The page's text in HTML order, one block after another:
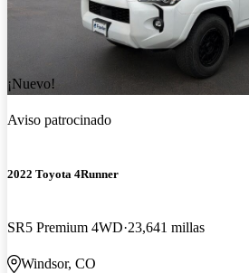
¡Nuevo!
Aviso patrocinado
2022 Toyota 4Runner
SR5 Premium 4WD 23,641 millas
Windsor, CO